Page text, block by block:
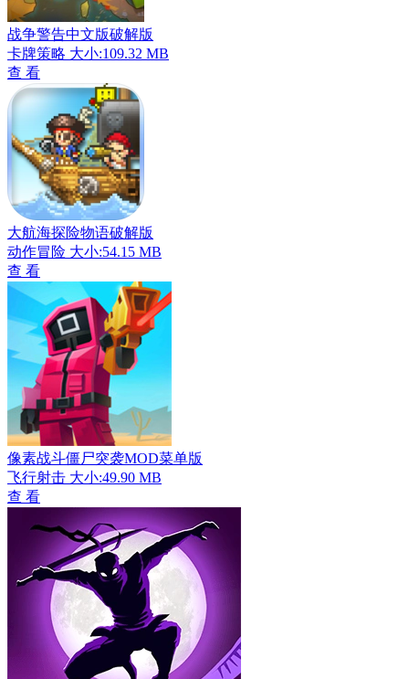
战争警告中文版破解版
卡牌策略 大小:109.32 MB
查 看
大航海探险物语破解版
动作冒险 大小:54.15 MB
查 看
像素战斗僵尸突袭MOD菜单版
飞行射击 大小:49.90 MB
查 看